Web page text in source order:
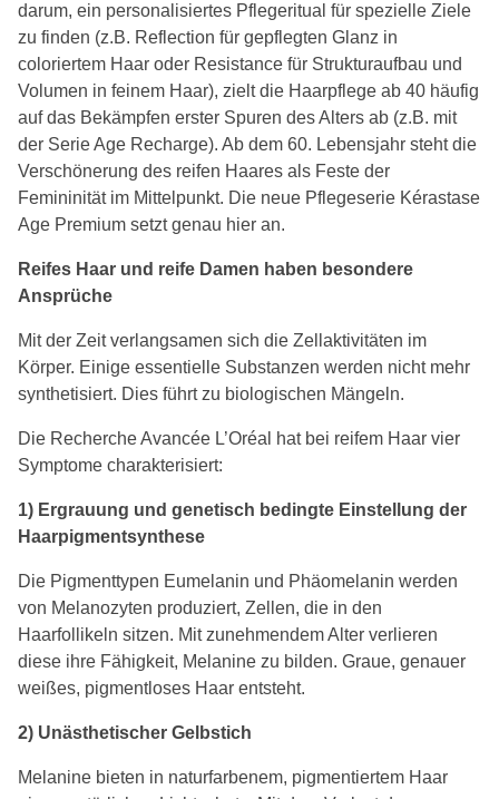
darum, ein personalisiertes Pflegeritual für spezielle Ziele
zu finden (z.B. Reflection für gepflegten Glanz in
coloriertem Haar oder Resistance für Strukturaufbau und
Volumen in feinem Haar), zielt die Haarpflege ab 40 häufig
auf das Bekämpfen erster Spuren des Alters ab (z.B. mit
der Serie Age Recharge). Ab dem 60. Lebensjahr steht die
Verschönerung des reifen Haares als Feste der
Femininität im Mittelpunkt. Die neue Pflegeserie Kérastase
Age Premium setzt genau hier an.
Reifes Haar und reife Damen haben besondere
Ansprüche
Mit der Zeit verlangsamen sich die Zellaktivitäten im
Körper. Einige essentielle Substanzen werden nicht mehr
synthetisiert. Dies führt zu biologischen Mängeln.
Die Recherche Avancée L’Oréal hat bei reifem Haar vier
Symptome charakterisiert:
1) Ergrauung und genetisch bedingte Einstellung der
Haarpigmentsynthese
Die Pigmenttypen Eumelanin und Phäomelanin werden
von Melanozyten produziert, Zellen, die in den
Haarfollikeln sitzen. Mit zunehmendem Alter verlieren
diese ihre Fähigkeit, Melanine zu bilden. Graue, genauer
weißes, pigmentloses Haar entsteht.
2) Unästhetischer Gelbstich
Melanine bieten in naturfarbenem, pigmentiertem Haar